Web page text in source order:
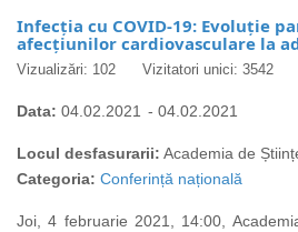
Infecția cu COVID-19: Evoluție
afecțiunilor cardiovasculare la
Vizualizări: 102 Vizitatori unici: 3542
Data: 04.02.2021 - 04.02.2021
Locul desfasurarii: Academia de
Categoria: Conferință națională
Joi, 4 februarie 2021, 14:00,